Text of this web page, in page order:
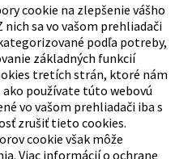
cookie na zlepšenie vášho
sa vo vašom prehliadači
podľa potreby,
základných funkcií
tretích strán, ktoré nám
používate túto webovú
vo vašom prehliadači iba s
zrušiť tieto cookies.
cookie však môže
Viac informácií o ochrane